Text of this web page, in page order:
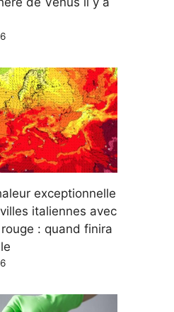
exceptionnelle
italiennes avec
: quand finira